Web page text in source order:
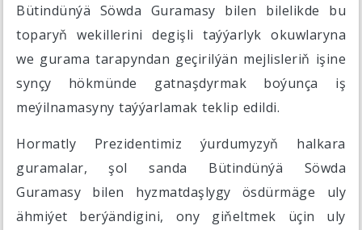
Bütindünýä Söwda Guramasy bilen bilelikde bu
toparyň wekillerini degişli taýýarlyk okuwlaryna
we gurama tarapyndan geçirilýän mejlisleriň işine
synçy hökmünde gatnaşdyrmak boýunça iş
meýilnamasyny taýýarlamak teklip edildi.
Hormatly Prezidentimiz ýurdumyzyň halkara
guramalar, şol sanda Bütindünýä Söwda
Guramasy bilen hyzmatdaşlygy ösdürmäge uly
ähmiýet berýändigini, ony giňeltmek üçin uly